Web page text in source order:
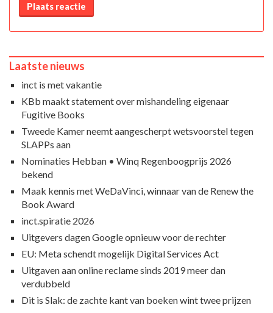
Plaats reactie
Laatste nieuws
inct is met vakantie
KBb maakt statement over mishandeling eigenaar
Fugitive Books
Tweede Kamer neemt aangescherpt wetsvoorstel tegen
SLAPPs aan
Nominaties Hebban • Winq Regenboogprijs 2026
bekend
Maak kennis met WeDaVinci, winnaar van de Renew the
Book Award
inct.spiratie 2026
Uitgevers dagen Google opnieuw voor de rechter
EU: Meta schendt mogelijk Digital Services Act
Uitgaven aan online reclame sinds 2019 meer dan
verdubbeld
Dit is Slak: de zachte kant van boeken wint twee prijzen